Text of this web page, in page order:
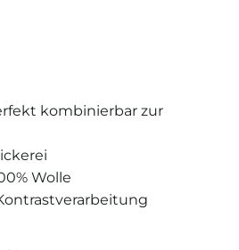
kombinierbar zur
Wolle